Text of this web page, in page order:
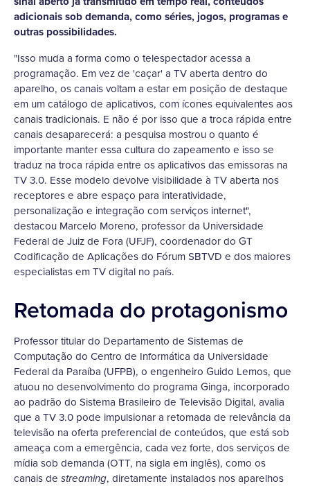
adicionais sob demanda, como séries, jogos, programas e
outras possibilidades.
"Isso muda a forma como o telespectador acessa a
programação. Em vez de 'caçar' a TV aberta dentro do
aparelho, os canais voltam a estar em posição de destaque
em um catálogo de aplicativos, com ícones equivalentes aos
canais tradicionais. E não é por isso que a troca rápida entre
canais desaparecerá: a pesquisa mostrou o quanto é
importante manter essa cultura do zapeamento e isso se
traduz na troca rápida entre os aplicativos das emissoras na
TV 3.0. Esse modelo devolve visibilidade à TV aberta nos
receptores e abre espaço para interatividade,
personalização e integração com serviços internet",
destacou Marcelo Moreno, professor da Universidade
Federal de Juiz de Fora (UFJF), coordenador do GT
Codificação de Aplicações do Fórum SBTVD e dos maiores
especialistas em TV digital no país.
Retomada do protagonismo
Professor titular do Departamento de Sistemas de
Computação do Centro de Informática da Universidade
Federal da Paraíba (UFPB), o engenheiro Guido Lemos, que
atuou no desenvolvimento do programa Ginga, incorporado
ao padrão do Sistema Brasileiro de Televisão Digital, avalia
que a TV 3.0 pode impulsionar a retomada de relevância da
televisão na oferta preferencial de conteúdos, que está sob
ameaça com a emergência, cada vez forte, dos serviços de
mídia sob demanda (OTT, na sigla em inglês), como os
canais de streaming, diretamente instalados nos aparelhos